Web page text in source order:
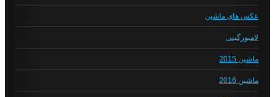
عکس های ماشین
لامبورگینی
ماشین 2015
ماشین 2016